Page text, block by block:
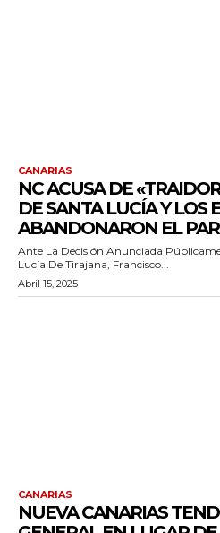
CANARIAS
NC ACUSA DE
DE SANTA LUCÍA Y LOS
ABANDONARON EL
Ante La Decisión Anunciada
Lucía De Tirajana, Francisco...
Abril 15, 2025
CANARIAS
NUEVA CANARIAS